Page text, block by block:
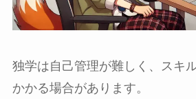
独学は自己管理が難しく、スキ
かかる場合があります。